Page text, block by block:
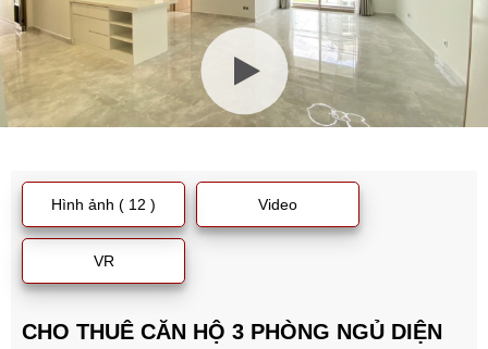
Hình ảnh ( 12 ) Video
VR
CHO THUÊ CĂN HỘ 3 PHÒNG NGỦ DIỆN